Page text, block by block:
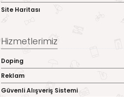
Site Haritası
Hizmetlerimiz
Doping
Reklam
Güvenli Alışveriş Sistemi